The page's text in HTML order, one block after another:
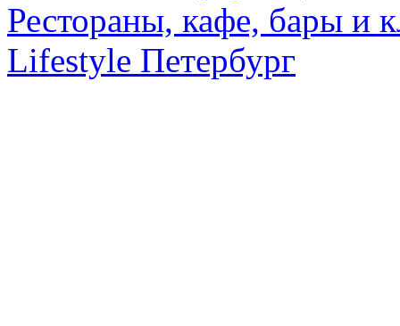
Рестораны, кафе, бары и
Lifestyle Петербург